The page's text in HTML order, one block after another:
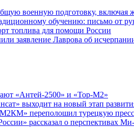
военную подготовку, включая
обучению: письмо от
топлива для помощи России
заявление Лаврова об
«Антей-2500» и «Тор-М2»
выходит на новый этап
переполошил турецкую
рассказал о перспективах